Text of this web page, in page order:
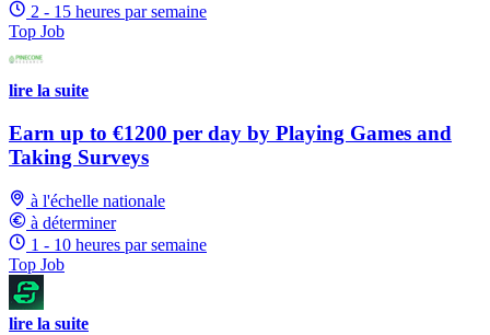
2 - 15 heures par semaine
Top Job
lire la suite
Earn up to €1200 per day by Playing Games and
Taking Surveys
à l'échelle nationale
à déterminer
1 - 10 heures par semaine
Top Job
lire la suite